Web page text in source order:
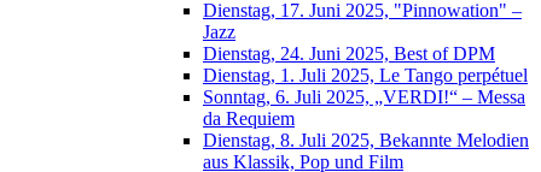
Dienstag, 17. Juni 2025, "Pinnowation" –
Jazz
Dienstag, 24. Juni 2025, Best of DPM
Dienstag, 1. Juli 2025, Le Tango perpétuel
Sonntag, 6. Juli 2025, „VERDI!“ – Messa
da Requiem
Dienstag, 8. Juli 2025, Bekannte Melodien
aus Klassik, Pop und Film